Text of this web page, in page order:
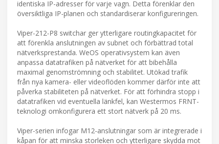
identiska IP-adresser för varje vagn. Detta förenklar den
översiktliga IP-planen och standardiserar konfigureringen.
Viper-212-P8 switchar ger ytterligare routingkapacitet för
att förenkla anslutningen av subnet och förbättrad total
nätverksprestanda. WeOS operativsystem kan även
anpassa datatrafiken på nätverket för att bibehålla
maximal genomströmning och stabilitet. Utökad trafik
från nya kamera- eller videoflöden kommer därför inte att
påverka stabiliteten på nätverket. För att förhindra stopp i
datatrafiken vid eventuella länkfel, kan Westermos FRNT-
teknologi omkonfigurera ett stort nätverk på 20 ms.
Viper-serien infogar M12-anslutningar som är integrerade i
kåpan för att minska storleken och ytterligare skydda mot